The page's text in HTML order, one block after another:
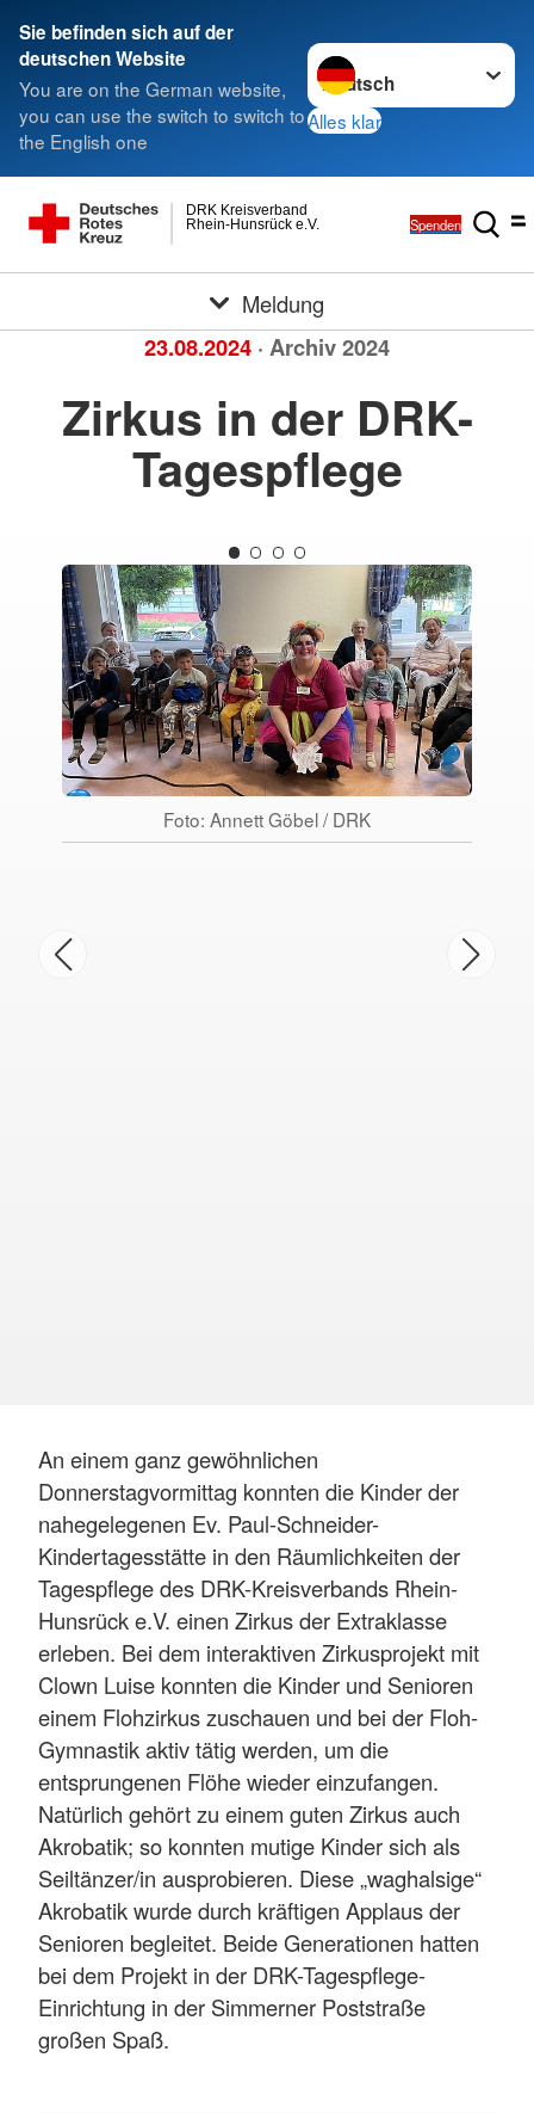
Sie befinden sich auf der
deutschen Website
You are on the German website,
you can use the switch to switch to
the English one
Sprache wechseln zu
Alles klar
Rhein-Hunsrück e.V.
DRK Kreisverband
Spenden
Meldung
23.08.2024 · Archiv 2024
Zirkus in der DRK-
Tagespflege
Foto: Annett Göbel / DRK
An einem ganz gewöhnlichen
Donnerstagvormittag konnten die Kinder der
nahegelegenen Ev. Paul-Schneider-
Kindertagesstätte in den Räumlichkeiten der
Tagespflege des DRK-Kreisverbands Rhein-
Hunsrück e.V. einen Zirkus der Extraklasse
erleben. Bei dem interaktiven Zirkusprojekt mit
Clown Luise konnten die Kinder und Senioren
einem Flohzirkus zuschauen und bei der Floh-
Gymnastik aktiv tätig werden, um die
entsprungenen Flöhe wieder einzufangen.
Natürlich gehört zu einem guten Zirkus auch
Akrobatik; so konnten mutige Kinder sich als
Seiltänzer/in ausprobieren. Diese „waghalsige“
Akrobatik wurde durch kräftigen Applaus der
Senioren begleitet. Beide Generationen hatten
bei dem Projekt in der DRK-Tagespflege-
Einrichtung in der Simmerner Poststraße
großen Spaß.